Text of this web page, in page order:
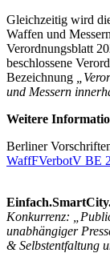
Gleichzeitig wird
Waffen und
Verordnungsblatt
beschlossene
Bezeichnung
und Messern
Weitere
Berliner
WaffFVerbotV BE
Konkurrenz:
unabhängiger
& Selbstentfaltung